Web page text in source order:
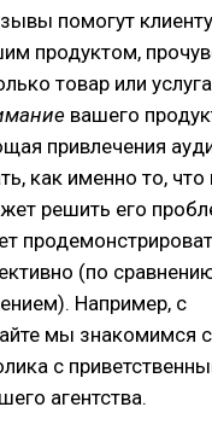
помогут
продуктом,
товар или
вашего
привлечения
как именно то, что
решить его
(по
Например, с
мы знакомимся с
с
агентства.